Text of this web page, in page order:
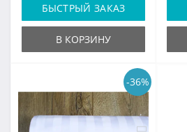
БЫСТРЫЙ ЗАКАЗ
В КОРЗИНУ
-36%